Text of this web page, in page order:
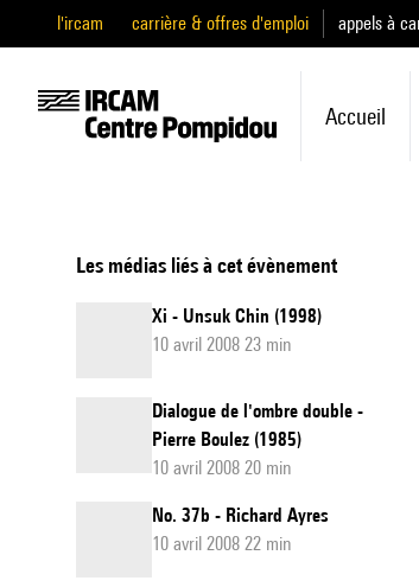
l'ircam carrière & offres d'emploi appels à
Accueil
Les médias liés à cet évènement
Xi - Unsuk Chin (1998)
10 avril 2008 23 min
Dialogue de l'ombre double -
Pierre Boulez (1985)
10 avril 2008 20 min
No. 37b - Richard Ayres
10 avril 2008 22 min